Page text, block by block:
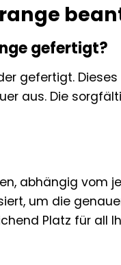
gefertigt?
gefertigt.
aus. Die
abhängig vom
um die
Platz für all